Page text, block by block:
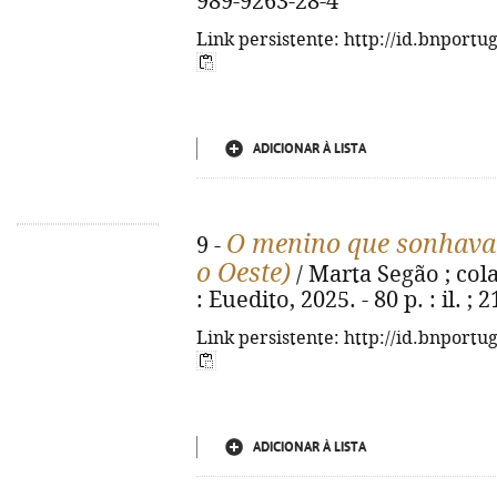
Link persistente: http://
ADICIONAR À LISTA
9 - O menino que
o Oeste) / Marta Segão ;
: Euedito, 2025. - 80 p. : il. ;
Link persistente: http://
ADICIONAR À LISTA